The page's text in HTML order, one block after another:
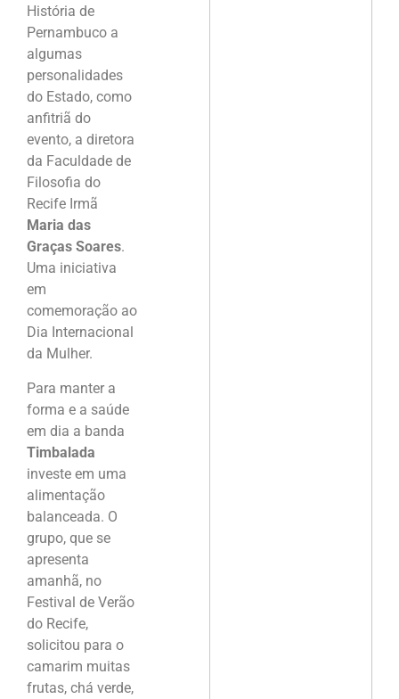
História de
Pernambuco a
algumas
personalidades
do Estado, como
anfitriã do
evento, a diretora
da Faculdade de
Filosofia do
Recife Irmã
Maria das
Graças Soares.
Uma iniciativa
em
comemoração ao
Dia Internacional
da Mulher.
Para manter a
forma e a saúde
em dia a banda
Timbalada
investe em uma
alimentação
balanceada. O
grupo, que se
apresenta
amanhã, no
Festival de Verão
do Recife,
solicitou para o
camarim muitas
frutas, chá verde,